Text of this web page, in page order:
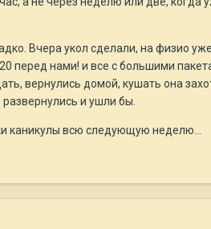
Вчера укол сделали, на физио
перед нами! и все с большими
вернулись домой, кушать она
и ушли бы.
каникулы всю следующую неделю...